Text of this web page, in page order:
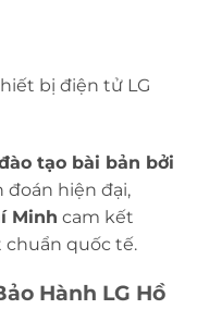
bị điện tử LG
tạo bài bản bởi
hiện đại,
Minh cam kết
chuẩn quốc tế.
Hành LG Hồ